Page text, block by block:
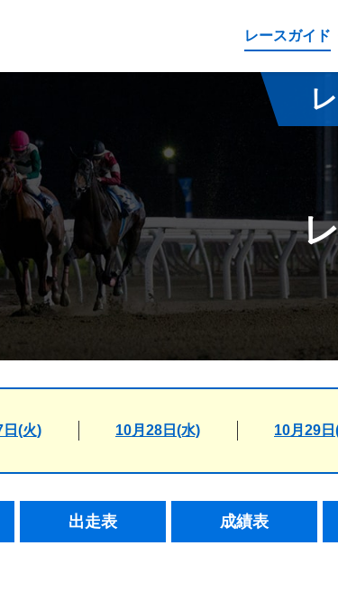
レースガイド
レース情
払
騎
馬
オッ
データルーム
騎手・調教師紹介
坂路調教映像
遠征馬情報
番組編成要領
日(火) 10月28日(水) 10月29日
出走表 成績表